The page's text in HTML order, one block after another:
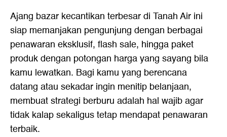
Ajang bazar kecantikan terbesar di Tanah Air ini
siap memanjakan pengunjung dengan berbagai
penawaran eksklusif, flash sale, hingga paket
produk dengan potongan harga yang sayang bila
kamu lewatkan. Bagi kamu yang berencana
datang atau sekadar ingin menitip belanjaan,
membuat strategi berburu adalah hal wajib agar
tidak kalap sekaligus tetap mendapat penawaran
terbaik.